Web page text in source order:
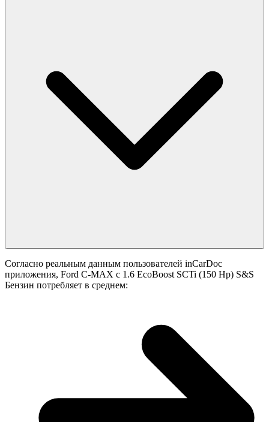
Согласно реальным данным пользователей inCarDoc
приложения, Ford C-MAX с 1.6 EcoBoost SCTi (150 Hp) S&S
Бензин потребляет в среднем: